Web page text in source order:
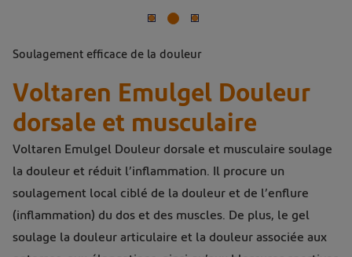
Soulagement efficace de la douleur
Voltaren Emulgel Douleur
dorsale et musculaire
Voltaren Emulgel Douleur dorsale et musculaire soulage
la douleur et réduit l’inflammation. Il procure un
soulagement local ciblé de la douleur et de l’enflure
(inflammation) du dos et des muscles. De plus, le gel
soulage la douleur articulaire et la douleur associée aux